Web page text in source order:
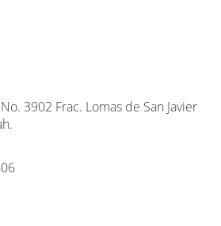
3902 Frac. Lomas de San Javier